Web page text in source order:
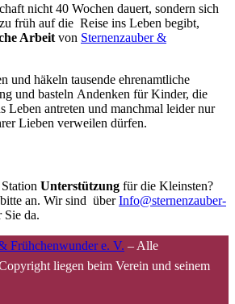
nicht 40 Wochen dauert, sondern sich
früh auf die Reise ins Leben begibt,
Arbeit von Sternenzauber &
und häkeln tausende ehrenamtliche
und basteln Andenken für Kinder, die
Leben antreten und manchmal leider nur
Lieben verweilen dürfen.
Unterstützung für die Kleinsten?
an. Wir sind überInfo@sternenzauber-
Sie da.
Frühchenwunder e. V. – Alle
liegen beim Verein und seinem